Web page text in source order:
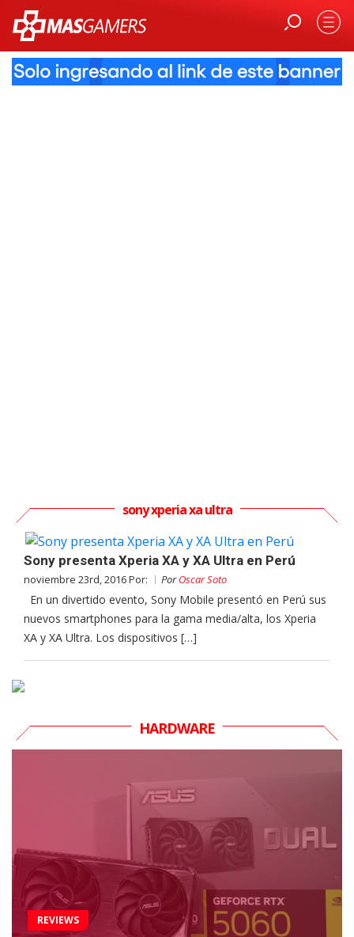
sony xperia xa ultra
Sony presenta Xperia XA y XA Ultra en Perú
noviembre 23rd, 2016 Por: PorOscar Soto
En un divertido evento, Sony Mobile presentó en Perú sus
nuevos smartphones para la gama media/alta, los Xperia
XA y XA Ultra. Los dispositivos […]
HARDWARE
REVIEWS